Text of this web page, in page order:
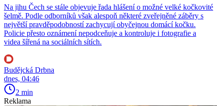
Na jihu Čech se stále objevuje řada hlášení o možné velké kočkovité
šelmě. Podle odborníků však alespoň některé zveřejněné záběry s
největší pravděpodobností zachycují obyčejnou domácí kočku.
Policie přesto oznámení nepodceňuje a kontroluje i fotografie a
videa šířená na sociálních sítích.
Budějcká Drbna
dnes, 04:46
2 min
Reklama